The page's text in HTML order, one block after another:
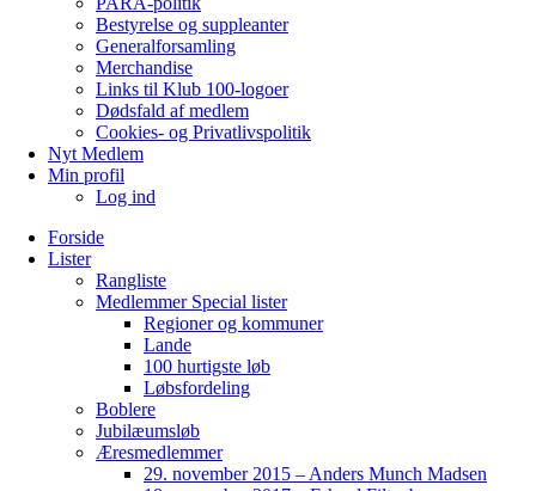
Bestyrelse og suppleanter
Generalforsamling
Merchandise
Links til Klub 100-logoer
Dødsfald af medlem
Cookies- og Privatlivspolitik
Nyt Medlem
Min profil
Log ind
Forside
Lister
Rangliste
Medlemmer Special lister
Regioner og kommuner
Lande
100 hurtigste løb
Løbsfordeling
Boblere
Jubilæumsløb
Æresmedlemmer
29. november 2015 – Anders Munch Madsen